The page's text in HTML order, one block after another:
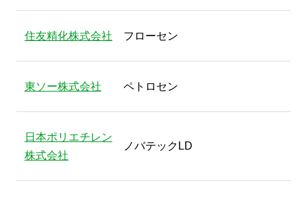
住友精化株式会社 フローセン
東ソー株式会社 ペトロセン
日本ポリエチレン
株式会社
ノバテックLD